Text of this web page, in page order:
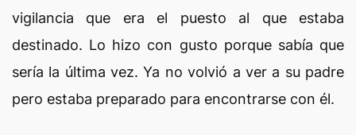
vigilancia que era el puesto al que estaba
destinado. Lo hizo con gusto porque sabía que
sería la última vez. Ya no volvió a ver a su padre
pero estaba preparado para encontrarse con él.